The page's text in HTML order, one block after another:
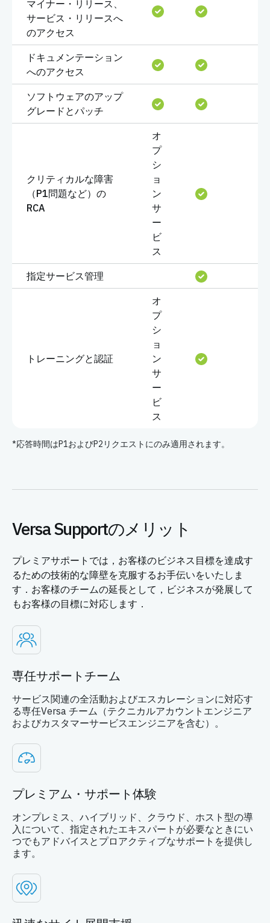
マイナー・リリース、
サービス・リリースへ
のアクセス
ドキュメンテーション
へのアクセス
ソフトウェアのアップ
グレードとパッチ
クリティカルな障害
（P1問題など）の
RCA
オ
プ
シ
ョ
ン
サ
ー
ビ
ス
指定サービス管理
トレーニングと認証
オ
プ
シ
ョ
ン
サ
ー
ビ
ス
*応答時間はP1およびP2リクエストにのみ適用されます。
Versa Supportのメリット
プレミアサポートでは，お客様のビジネス目標を達成す
るための技術的な障壁を克服するお手伝いをいたしま
す．お客様のチームの延長として，ビジネスが発展して
もお客様の目標に対応します．
専任サポートチーム
サービス関連の全活動およびエスカレーションに対応す
る専任Versa チーム（テクニカルアカウントエンジニア
およびカスタマーサービスエンジニアを含む）。
プレミアム・サポート体験
オンプレミス、ハイブリッド、クラウド、ホスト型の導
入について、指定されたエキスパートが必要なときにい
つでもアドバイスとプロアクティブなサポートを提供し
ます。